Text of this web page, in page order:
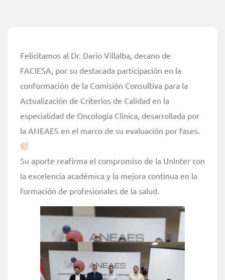
Felicitamos al Dr. Darío Villalba, decano de
FACIESA, por su destacada participación en la
conformación de la Comisión Consultiva para la
Actualización de Criterios de Calidad en la
especialidad de Oncología Clínica, desarrollada por
la ANEAES en el marco de su evaluación por fases.
Su aporte reafirma el compromiso de la UnInter con
la excelencia académica y la mejora continua en la
formación de profesionales de la salud.